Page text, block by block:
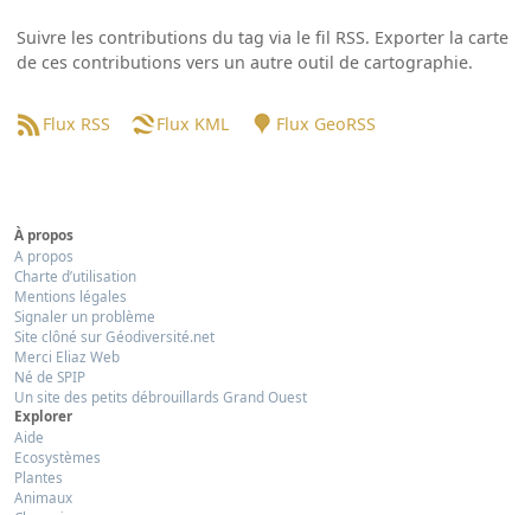
Suivre les contributions du tag via le fil RSS. Exporter la carte
de ces contributions vers un autre outil de cartographie.
Flux RSS Flux KML Flux GeoRSS
À propos
A propos
Charte d’utilisation
Mentions légales
Signaler un problème
Site clôné sur Géodiversité.net
Merci Eliaz Web
Né de SPIP
Un site des petits débrouillards Grand Ouest
Explorer
Aide
Ecosystèmes
Plantes
Animaux